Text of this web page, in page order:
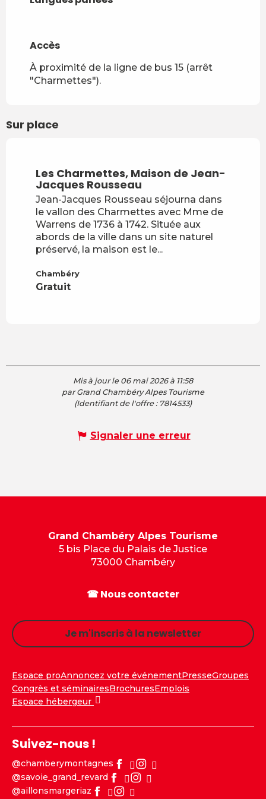
Accès
Accès
À proximité de la ligne de bus 15 (arrêt
"Charmettes").
Sur place
Gratuit
Les Charmettes, Maison de Jean-
Jacques Rousseau
Jean-Jacques Rousseau séjourna dans
le vallon des Charmettes avec Mme de
Warrens de 1736 à 1742. Située aux
abords de la ville dans un site naturel
préservé, la maison est le...
Chambéry
Mis à jour le 06 mai 2026 à 11:58
par Grand Chambéry Alpes Tourisme
(Identifiant de l'offre : 7814533)
Signaler une erreur
Grand Chambéry Alpes Tourisme
5 bis Place du Palais de Justice
73000 Chambéry
☎ Nous contacter
Je m'inscris à la newsletter
Espace proAnnoncez votre événementPresseGroupes
Congrès et séminairesBrochuresEmplois
Espace hébergeur
Suivez-nous !
@chamberymontagnes
@savoie_grand_revard
@aillonsmargeriaz